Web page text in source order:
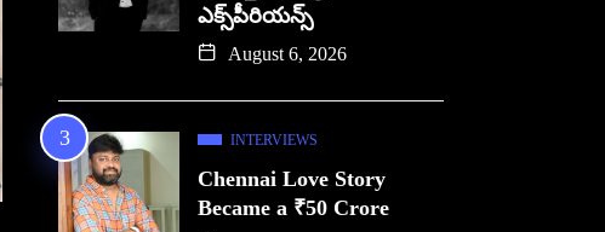
ఎక్స్‌పీరియన్స్
August 6, 2026
INTERVIEWS
Chennai Love Story
Became a ₹50 Crore